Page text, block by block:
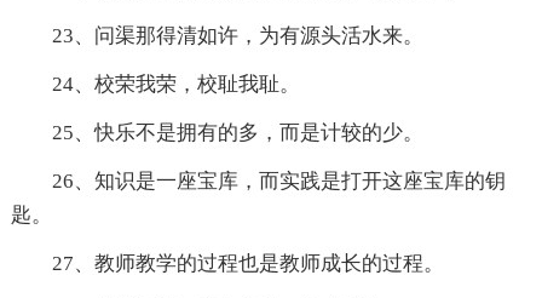
23、问渠那得清如许，为有源头活水来。
24、校荣我荣，校耻我耻。
25、快乐不是拥有的多，而是计较的少。
26、知识是一座宝库，而实践是打开这座宝库的钥
匙。
27、教师教学的过程也是教师成长的过程。